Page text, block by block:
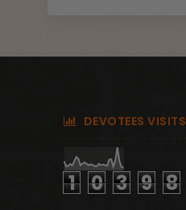
DEVOTEES VISITS
1 0 3 9 8